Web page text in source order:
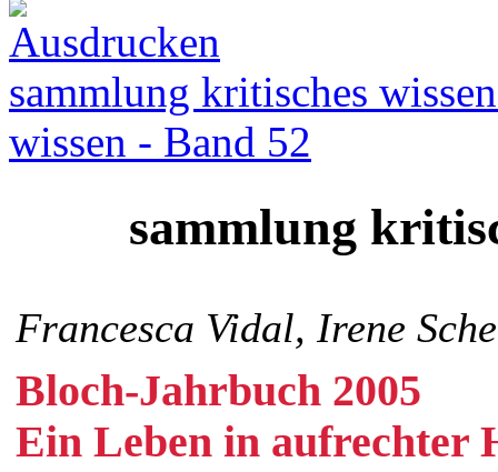
sammlung kritisches
wissen - Band 52
sammlung
Francesca Vidal, Irene
Bloch-Jahrbuch 2005
Ein Leben in aufrechter